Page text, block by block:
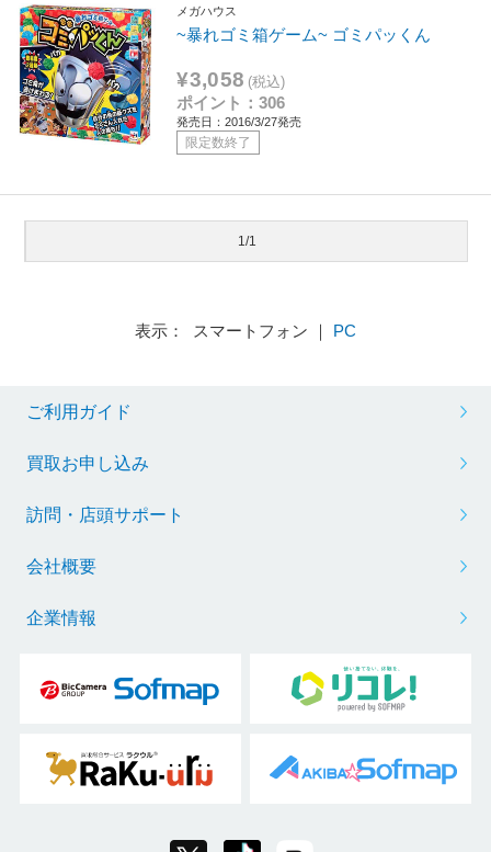
メガハウス
~暴れゴミ箱ゲーム~ ゴミパッくん
¥3,058 (税込)
ポイント：306
発売日：2016/3/27発売
限定数終了
1/1
表示： スマートフォン ｜ PC
ご利用ガイド
買取お申し込み
訪問・店頭サポート
会社概要
企業情報